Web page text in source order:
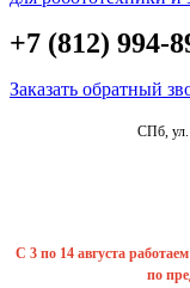
+7 (812) 994-
Заказать обратный
СПб, ул.
С 3 по 14 августа
по